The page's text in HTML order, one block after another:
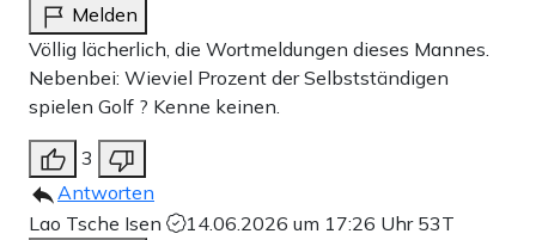
Melden
Völlig lächerlich, die Wortmeldungen dieses Mannes.
Nebenbei: Wieviel Prozent der Selbstständigen
spielen Golf ? Kenne keinen.
3
Antworten
Lao Tsche Isen
14.06.2026 um 17:26 Uhr 53T